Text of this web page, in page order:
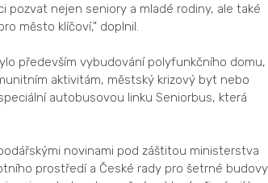
pozvat nejen seniory a mladé rodiny, ale také
město klíčoví," doplnil.
především vybudování polyfunkčního domu,
aktivitám, městský krizový byt nebo
autobusovou linku Seniorbus, která
novinami pod záštitou ministerstva
prostředí a České rady pro šetrné